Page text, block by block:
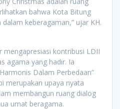
bahwa Kota Bitung
keberagaman,” ujar KH.
mengapresiasi kontribusi LDII
agama yang hadir. Ia
Dalam Perbedaan”
merupakan upaya nyata
membangun ruang dialog
umat beragama.